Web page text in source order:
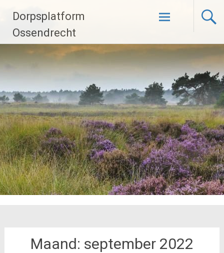
naar
inhoud
Dorpsplatform
Ossendrecht
Maand: september 2022